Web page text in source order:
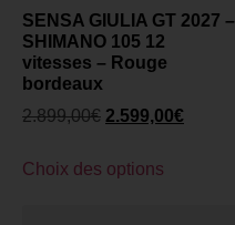
SENSA GIULIA GT 2027 –
SHIMANO 105 12
vitesses – Rouge
bordeaux
2.899,00€ 2.599,00€
Choix des options